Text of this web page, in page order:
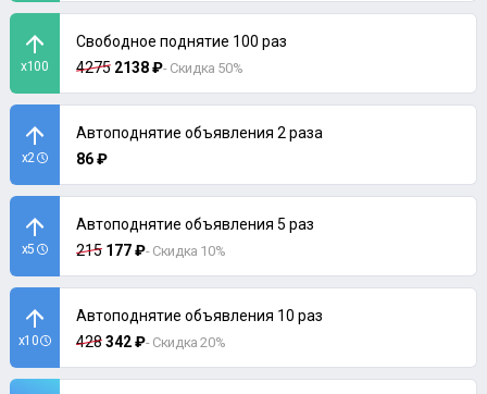
x100
Свободное поднятие 100 раз
4275 2138 ₽- Скидка 50%
x2
Автоподнятие объявления 2 раза
86 ₽
x5
Автоподнятие объявления 5 раз
215 177 ₽- Скидка 10%
x10
Автоподнятие объявления 10 раз
428342 ₽- Скидка 20%